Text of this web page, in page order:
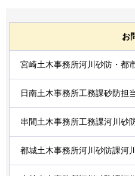
お
宮崎土木事務所河川砂防・都
日南土木事務所工務課砂防担
串間土木事務所工務課河川砂
都城土木事務所河川砂防課河